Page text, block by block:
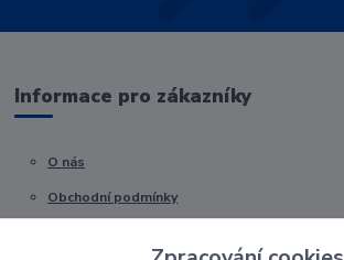
Informace pro zákazníky
O nás
Obchodní podmínky